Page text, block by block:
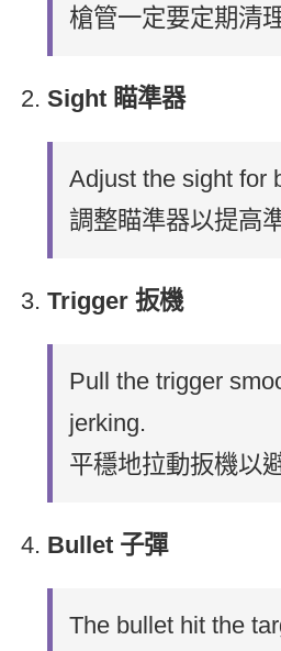
槍管一定要定期清
Sight 瞄準器
Adjust the sight for
調整瞄準器以提高
Trigger 扳機
Pull the trigger
jerking.
平穩地拉動扳機以
Bullet 子彈
The bullet hit the